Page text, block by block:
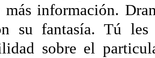
más información.
su fantasía. Tú
sobre el